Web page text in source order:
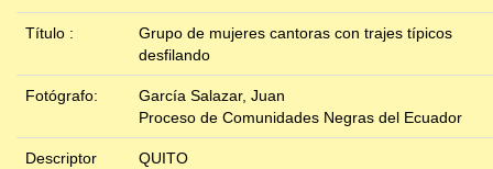
Título :
Grupo de mujeres cantoras con trajes típicos
desfilando
Fotógrafo:
García Salazar, Juan
Proceso de Comunidades Negras del Ecuador
Descriptor
QUITO